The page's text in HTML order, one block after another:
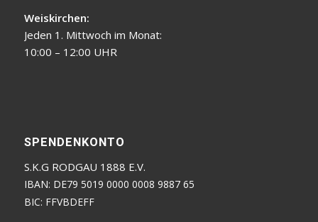
Weiskirchen:
Jeden 1. Mittwoch im Monat:
10:00 – 12:00 UHR
SPENDENKONTO
S.K.G RODGAU 1888 E.V.
IBAN: DE79 5019 0000 0008 9887 65
BIC: FFVBDEFF